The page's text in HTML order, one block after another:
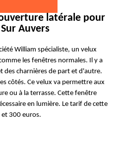
latérale pour
Auvers
William spécialiste, un velux
les fenêtres normales. Il y a
charnières de part et d'autre.
côtés. Ce velux va permettre aux
ou à la terrasse. Cette fenêtre
en lumière. Le tarif de cette
300 euros.